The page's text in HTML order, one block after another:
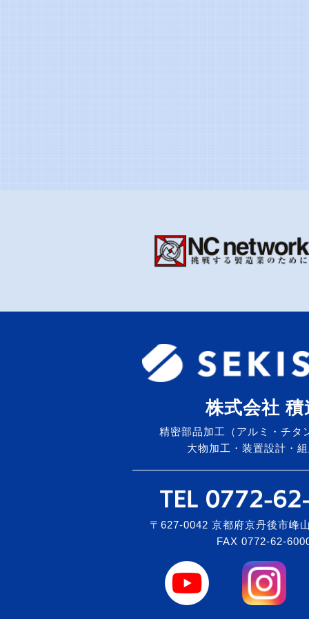
株式会社 積
精密部品加工（アルミ・チタ
大物加工・装置設計・
〒627-0042 京都府京丹後市峰
FAX 0772-62-